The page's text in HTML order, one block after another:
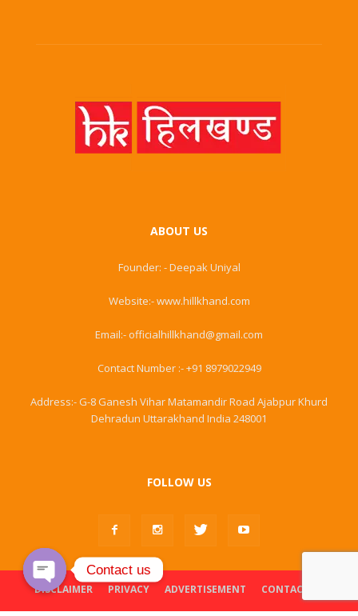
ABOUT US
Founder: - Deepak Uniyal
Website:- www.hillkhand.com
Email:- officialhillkhand@gmail.com
Contact Number :- +91 8979022949
Address:- G-8 Ganesh Vihar Matamandir Road Ajabpur Khurd
Dehradun Uttarakhand India 248001
FOLLOW US
DISCLAIMER PRIVACY ADVERTISEMENT
CONTACT US
Contact us
Open